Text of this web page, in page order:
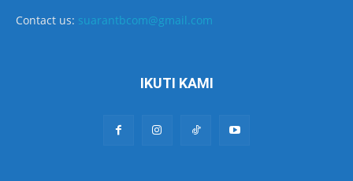
Contact us: suarantbcom@gmail.com
IKUTI KAMI